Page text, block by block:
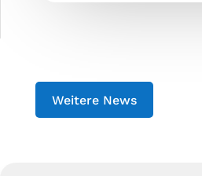
Weitere News